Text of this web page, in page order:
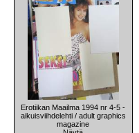
Erotiikan Maailma 1994 nr 4-5 -
aikuisviihdelehti / adult graphics
magazine